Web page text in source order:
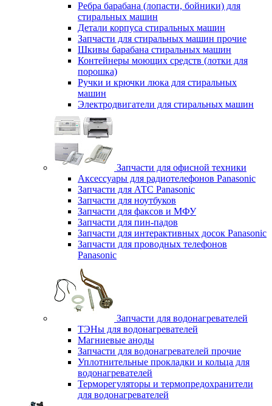
Ребра барабана (лопасти, бойники) для
стиральных машин
Детали корпуса стиральных машин
Запчасти для стиральных машин прочие
Шкивы барабана стиральных машин
Контейнеры моющих средств (лотки для
порошка)
Ручки и крючки люка для стиральных
машин
Электродвигатели для стиральных машин
Запчасти для офисной техники
Аксессуары для радиотелефонов Panasonic
Запчасти для АТС Panasonic
Запчасти для ноутбуков
Запчасти для факсов и МФУ
Запчасти для пин-падов
Запчасти для интерактивных досок Panasonic
Запчасти для проводных телефонов
Panasonic
Запчасти для водонагревателей
ТЭНы для водонагревателей
Магниевые аноды
Запчасти для водонагревателей прочие
Уплотнительные прокладки и кольца для
водонагревателей
Терморегуляторы и термопредохранители
для водонагревателей